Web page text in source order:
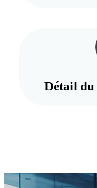
Détail du